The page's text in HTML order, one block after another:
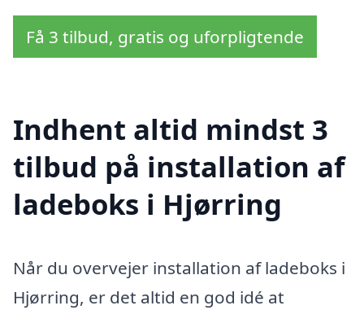
Få 3 tilbud, gratis og uforpligtende
Indhent altid mindst 3
tilbud på installation af
ladeboks i Hjørring
Når du overvejer installation af ladeboks i
Hjørring, er det altid en god idé at